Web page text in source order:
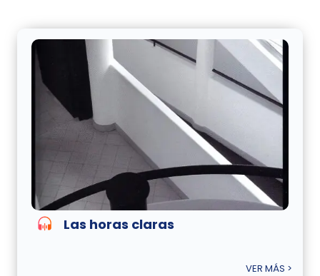
Las horas claras
VER MÁS >